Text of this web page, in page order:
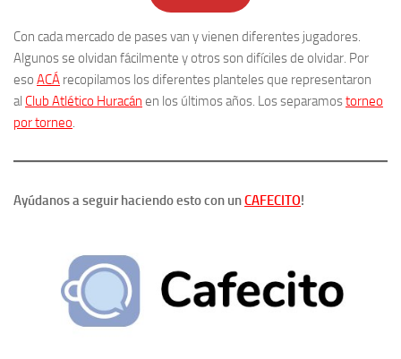
Con cada mercado de pases van y vienen diferentes jugadores.
Algunos se olvidan fácilmente y otros son difíciles de olvidar. Por
eso ACÁ recopilamos los diferentes planteles que representaron
al Club Atlético Huracán en los últimos años. Los separamostorneo
por torneo.
Ayúdanos a seguir haciendo esto con unCAFECITO!